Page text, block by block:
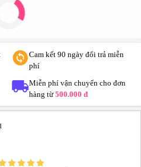
Cam kết 90 ngày đổi trả miễn
phí
Miễn phí vận chuyển cho đơn
hàng từ500.000 đ